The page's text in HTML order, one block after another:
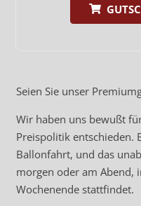
Seien Sie unser
Wir haben uns bewußt
Preispolitik entschieden.
Ballonfahrt, und das
morgen oder am Abend,
Wochenende stattfindet.